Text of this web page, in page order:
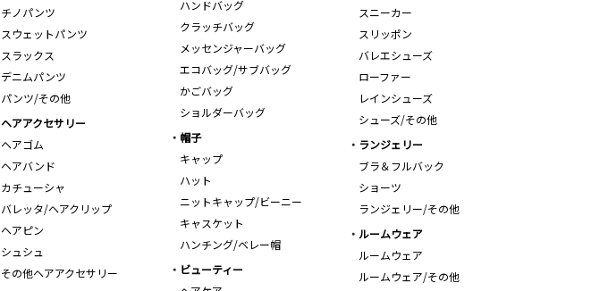
チノパンツ
スウェットパンツ
スラックス
デニムパンツ
パンツ/その他
ハンドバッグ
クラッチバッグ
メッセンジャーバッグ
エコバッグ/サブバッグ
かごバッグ
ショルダーバッグ
スニーカー
スリッポン
バレエシューズ
ローファー
レインシューズ
シューズ/その他
ヘアアクセサリー
ヘアゴム
ヘアバンド
カチューシャ
バレッタ/ヘアクリップ
ヘアピン
シュシュ
その他ヘアアクセサリー
帽子
キャップ
ハット
ニットキャップ/ビーニー
キャスケット
ハンチング/ベレー帽
ランジェリー
ブラ＆フルバック
ショーツ
ランジェリー/その他
ルームウェア
ルームウェア
ルームウェア/その他
ビューティー